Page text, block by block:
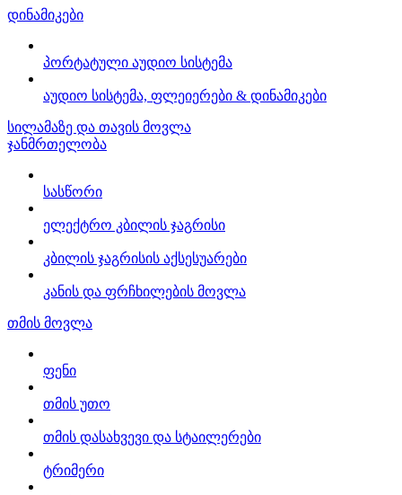
დინამიკები
პორტატული აუდიო სისტემა
აუდიო სისტემა, ფლეიერები & დინამიკები
სილამაზე და თავის მოვლა
ჯანმრთელობა
სასწორი
ელექტრო კბილის ჯაგრისი
კბილის ჯაგრისის აქსესუარები
კანის და ფრჩხილების მოვლა
თმის მოვლა
ფენი
თმის უთო
თმის დასახვევი და სტაილერები
ტრიმერი